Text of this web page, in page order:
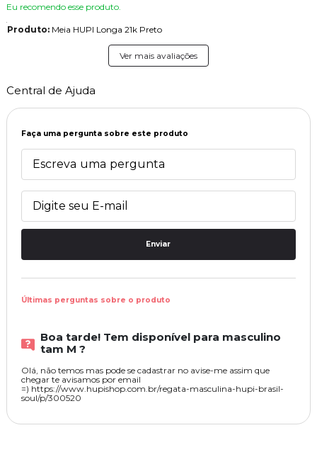
Eu recomendo esse produto.
Produto:Meia HUPI Longa 21k Preto
Ver mais avaliações
Central de Ajuda
Faça uma pergunta sobre este produto
Enviar
Últimas perguntas sobre o produto
Boa tarde! Tem disponível para masculino
tam M ?
Olá, não temos mas pode se cadastrar no avise-me assim que
chegar te avisamos por email
=) https://www.hupishop.com.br/regata-masculina-hupi-brasil-
soul/p/300520